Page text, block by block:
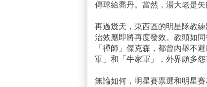
傳球給喬丹。當然，湯大老是矢
再過幾天，東西區的明星隊教
治效應即將再度發效。教頭如
「禪師」傑克森，都曾內舉不
軍」和「牛家軍」，外界頗多怨
無論如何，明星賽票選和明星